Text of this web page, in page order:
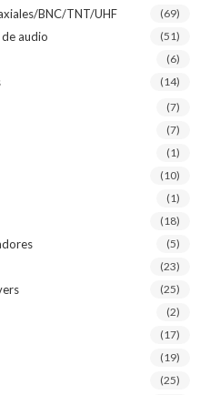
BNC/TNT/UHF (69)
audio (51)
(6)
(14)
(7)
(7)
(1)
(10)
(1)
(18)
(5)
(23)
(25)
(2)
(17)
(19)
(25)